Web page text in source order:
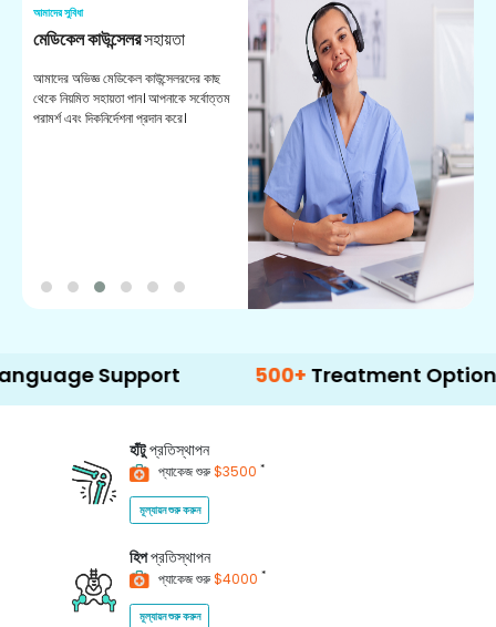
আমাদের সুবিধা
মেডিকেল কাউন্সেলরসহায়তা
আমাদের অভিজ্ঞ মেডিকেল কাউন্সেলরদের কাছ
থেকে নিয়মিত সহায়তা পান। আপনাকে সর্বোত্তম
পরামর্শ এবং দিকনির্দেশনা প্রদান করে।
Support 500+ Treatment Options
হাঁটুপ্রতিস্থাপন
প্যাকেজ শুরু$3500 *
মূল্যায়ন শুরু করুন
হিপপ্রতিস্থাপন
প্যাকেজ শুরু$4000 *
মূল্যায়ন শুরু করুন